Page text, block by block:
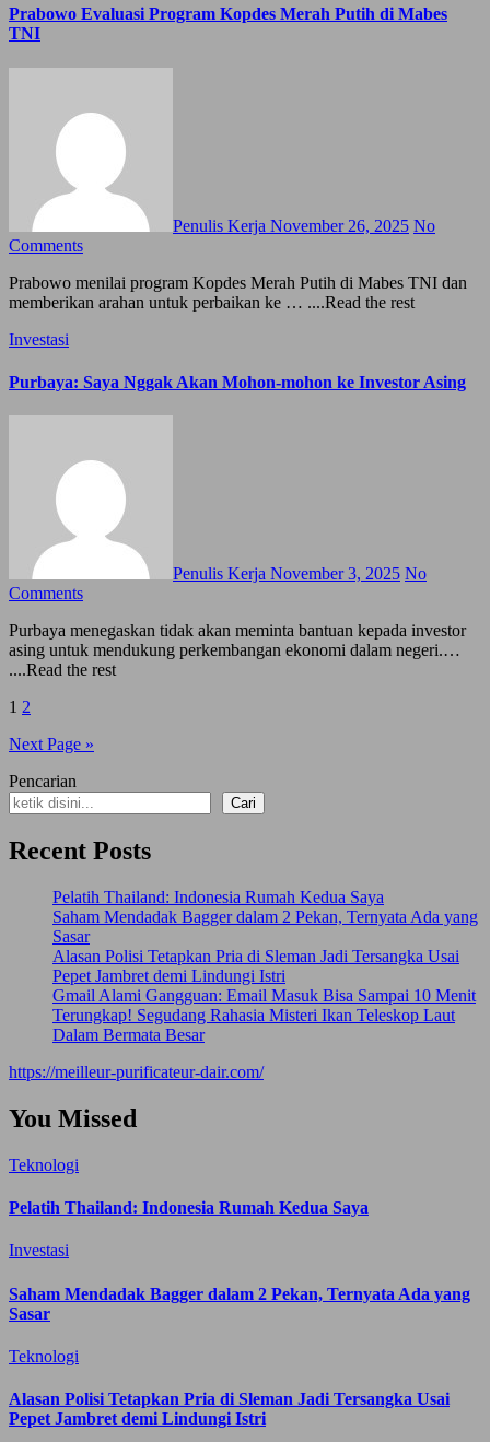
Prabowo Evaluasi Program Kopdes Merah Putih di Mabes
TNI
Penulis Kerja November 26, 2025 No
Comments
Prabowo menilai program Kopdes Merah Putih di Mabes TNI dan
memberikan arahan untuk perbaikan ke … ....Read the rest
Investasi
Purbaya: Saya Nggak Akan Mohon-mohon ke Investor Asing
Penulis Kerja November 3, 2025 No
Comments
Purbaya menegaskan tidak akan meminta bantuan kepada investor
asing untuk mendukung perkembangan ekonomi dalam negeri.…
....Read the rest
Posts
pagination
1 2
Next Page »
Pencarian
Cari
Recent Posts
Pelatih Thailand: Indonesia Rumah Kedua Saya
Saham Mendadak Bagger dalam 2 Pekan, Ternyata Ada yang
Sasar
Alasan Polisi Tetapkan Pria di Sleman Jadi Tersangka Usai
Pepet Jambret demi Lindungi Istri
Gmail Alami Gangguan: Email Masuk Bisa Sampai 10 Menit
Terungkap! Segudang Rahasia Misteri Ikan Teleskop Laut
Dalam Bermata Besar
https://meilleur-purificateur-dair.com/
You Missed
Teknologi
Pelatih Thailand: Indonesia Rumah Kedua Saya
Investasi
Saham Mendadak Bagger dalam 2 Pekan, Ternyata Ada yang
Sasar
Teknologi
Alasan Polisi Tetapkan Pria di Sleman Jadi Tersangka Usai
Pepet Jambret demi Lindungi Istri